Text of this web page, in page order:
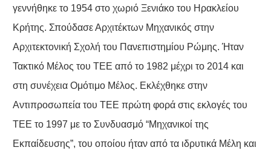
γεννήθηκε το 1954 στο χωριό Ξενιάκο του Ηρακλείου
Κρήτης. Σπούδασε Αρχιτέκτων Μηχανικός στην
Αρχιτεκτονική Σχολή του Πανεπιστημίου Ρώμης. Ήταν
Τακτικό Μέλος του ΤΕΕ από το 1982 μέχρι το 2014 και
στη συνέχεια Ομότιμο Μέλος. Εκλέχθηκε στην
Αντιπροσωπεία του ΤΕΕ πρώτη φορά στις εκλογές του
ΤΕΕ το 1997 με το Συνδυασμό “Μηχανικοί της
Εκπαίδευσης”, του οποίου ήταν από τα ιδρυτικά Μέλη και